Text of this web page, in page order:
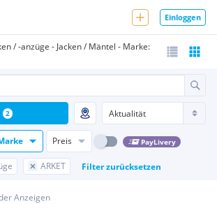
Einloggen
/ -anzüge - Jacken / Mäntel - Marke:
Preis PayLivery
ARKET Filter zurücksetzen
2
Anzeigen